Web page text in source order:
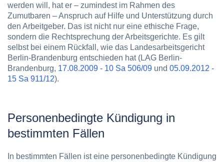
werden will, hat er – zumindest im Rahmen des
Zumutbaren – Anspruch auf Hilfe und Unterstützung durch
den Arbeitgeber. Das ist nicht nur eine ethische Frage,
sondern die Rechtsprechung der Arbeitsgerichte. Es gilt
selbst bei einem Rückfall, wie das Landesarbeitsgericht
Berlin-Brandenburg entschieden hat (LAG Berlin-
Brandenburg, 17.08.2009 - 10 Sa 506/09 und 05.09.2012 -
15 Sa 911/12).
Personenbedingte Kündigung in
bestimmten Fällen
In bestimmten Fällen ist eine personenbedingte Kündigung